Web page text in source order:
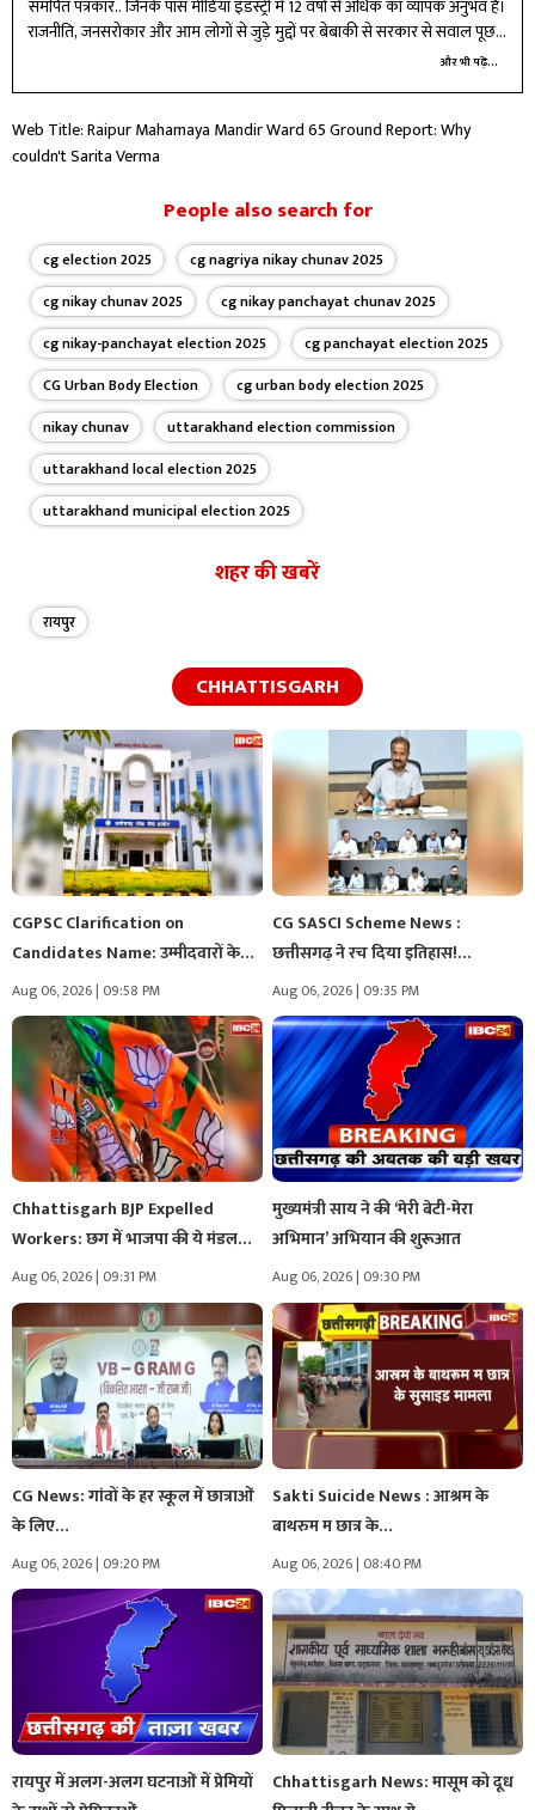
समर्पित पत्रकार.. जिनके पास मीडिया इंडस्ट्री में 12 वर्षों से अधिक का व्यापक अनुभव हैं।
राजनीति, जनसरोकार और आम लोगों से जुड़े मुद्दों पर बेबाकी से सरकार से सवाल पूछता
हूं। पेशेवर पत्रकारिता के अलावा फिल्में देखना, क्रिकेट खेलना और किताबें पढ़ना मुझे
और भी पढ़ें...
Web Title: Raipur Mahamaya Mandir Ward 65 Ground Report: Why
couldn't Sarita Verma
People also search for
cg election 2025
cg nagriya nikay chunav 2025
cg nikay chunav 2025
cg nikay panchayat chunav 2025
cg nikay-panchayat election 2025
cg panchayat election 2025
CG Urban Body Election
cg urban body election 2025
nikay chunav
uttarakhand election commission
uttarakhand local election 2025
uttarakhand municipal election 2025
शहर की खबरें
रायपुर
CHHATTISGARH
CGPSC Clarification on
Candidates Name: उम्मीदवारों के
News और Space…
Aug 06, 2026 | 09:58 PM
CG SASCI Scheme News :
छत्तीसगढ़ ने रच दिया इतिहास!…
Aug 06, 2026 | 09:35 PM
Chhattisgarh BJP Expelled
Workers: छग में भाजपा की ये मंडल…
Aug 06, 2026 | 09:31 PM
मुख्यमंत्री साय ने की ‘मेरी बेटी-मेरा
अभिमान’ अभियान की शुरूआत
Aug 06, 2026 | 09:30 PM
CG News: गांवों के हर स्कूल में छात्राओं
के लिए…
Aug 06, 2026 | 09:20 PM
Sakti Suicide News : आश्रम के
बाथरुम म छात्र के…
Aug 06, 2026 | 08:40 PM
रायपुर में अलग-अलग घटनाओं में प्रेमियों
Chhattisgarh News: मासूम को दूध